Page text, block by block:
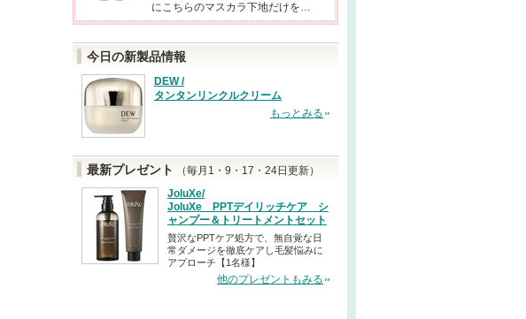
にこちらのマスカラ下地だけを…
今日の新製品情報
DEW /
タンタンリンクルクリーム
もっとみる
最新プレゼント
（毎月1・9・17・24日更新）
JoluXe/
JoluXe PPTデイリッチケア シ
ャンプー＆トリートメントセット
贅沢なPPTケア処方で、無自覚な日
常ダメージを徹底ケアし毛髪悩みに
アプローチ【1名様】
他のプレゼントもみる